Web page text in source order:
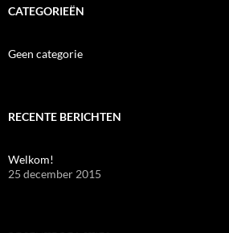
CATEGORIEËN
Geen categorie
RECENTE BERICHTEN
Welkom!
25 december 2015